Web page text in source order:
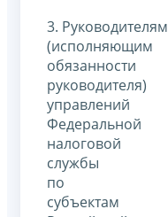
3. Руководителям
(исполняющим
обязанности
руководителя)
управлений
Федеральной
налоговой
службы
по
субъектам